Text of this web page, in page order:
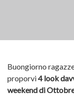
Buongiorno
proporvi4 look
weekend di